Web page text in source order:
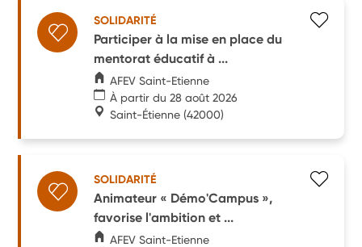
SOLIDARITÉ
Participer à la mise en place du
mentorat éducatif à ...
AFEV Saint-Etienne
À partir du 28 août 2026
Saint-Étienne (42000)
SOLIDARITÉ
Animateur « Démo'Campus »,
favorise l'ambition et ...
AFEV Saint-Etienne